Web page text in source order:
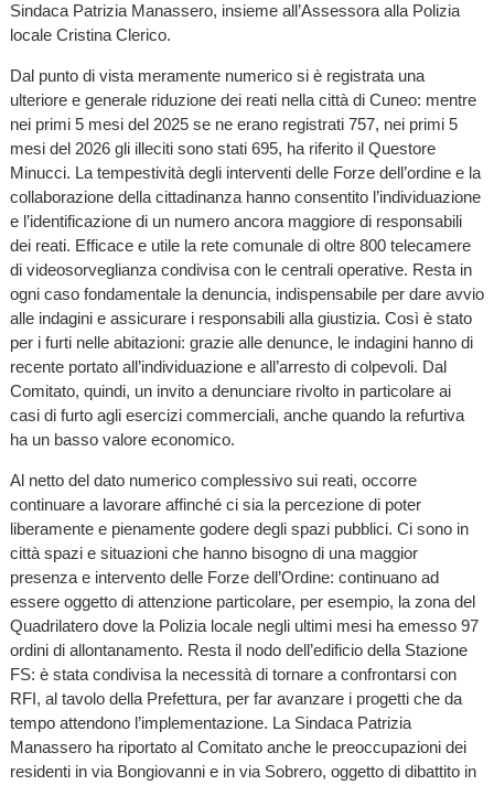
Sindaca Patrizia Manassero, insieme all’Assessora alla Polizia
locale Cristina Clerico.
Dal punto di vista meramente numerico si è registrata una
ulteriore e generale riduzione dei reati nella città di Cuneo: mentre
nei primi 5 mesi del 2025 se ne erano registrati 757, nei primi 5
mesi del 2026 gli illeciti sono stati 695, ha riferito il Questore
Minucci. La tempestività degli interventi delle Forze dell’ordine e la
collaborazione della cittadinanza hanno consentito l’individuazione
e l’identificazione di un numero ancora maggiore di responsabili
dei reati. Efficace e utile la rete comunale di oltre 800 telecamere
di videosorveglianza condivisa con le centrali operative. Resta in
ogni caso fondamentale la denuncia, indispensabile per dare avvio
alle indagini e assicurare i responsabili alla giustizia. Così è stato
per i furti nelle abitazioni: grazie alle denunce, le indagini hanno di
recente portato all’individuazione e all’arresto di colpevoli. Dal
Comitato, quindi, un invito a denunciare rivolto in particolare ai
casi di furto agli esercizi commerciali, anche quando la refurtiva
ha un basso valore economico.
Al netto del dato numerico complessivo sui reati, occorre
continuare a lavorare affinché ci sia la percezione di poter
liberamente e pienamente godere degli spazi pubblici. Ci sono in
città spazi e situazioni che hanno bisogno di una maggior
presenza e intervento delle Forze dell’Ordine: continuano ad
essere oggetto di attenzione particolare, per esempio, la zona del
Quadrilatero dove la Polizia locale negli ultimi mesi ha emesso 97
ordini di allontanamento. Resta il nodo dell’edificio della Stazione
FS: è stata condivisa la necessità di tornare a confrontarsi con
RFI, al tavolo della Prefettura, per far avanzare i progetti che da
tempo attendono l’implementazione. La Sindaca Patrizia
Manassero ha riportato al Comitato anche le preoccupazioni dei
residenti in via Bongiovanni e in via Sobrero, oggetto di dibattito in